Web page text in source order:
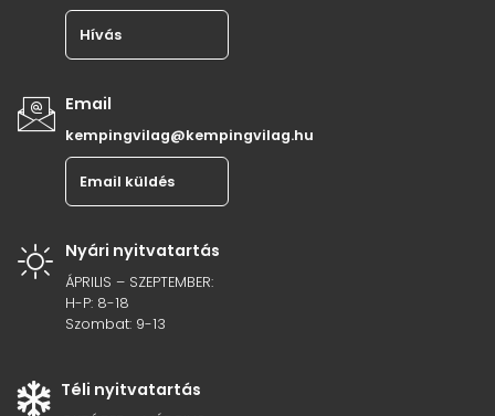
Hívás
Email
kempingvilag@kempingvilag.hu
Email küldés
Nyári nyitvatartás
ÁPRILIS – SZEPTEMBER:
H-P: 8-18
Szombat: 9-13
Téli nyitvatartás